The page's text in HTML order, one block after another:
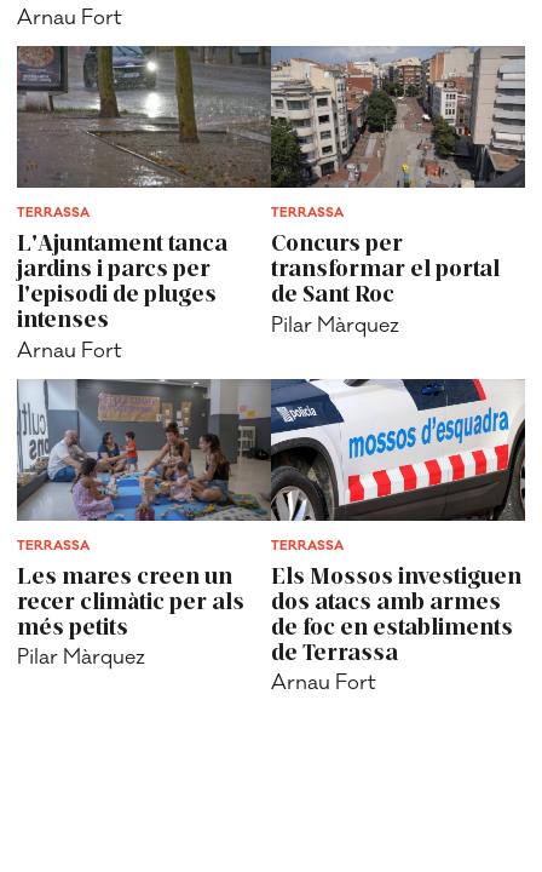
Arnau Fort
TERRASSA
L'Ajuntament tanca
jardins i parcs per
l'episodi de pluges
intenses
Arnau Fort
TERRASSA
Concurs per
transformar el portal
de Sant Roc
Pilar Màrquez
TERRASSA
Les mares creen un
recer climàtic per als
més petits
Pilar Màrquez
TERRASSA
Els Mossos investiguen
dos atacs amb armes
de foc en establiments
de Terrassa
Arnau Fort